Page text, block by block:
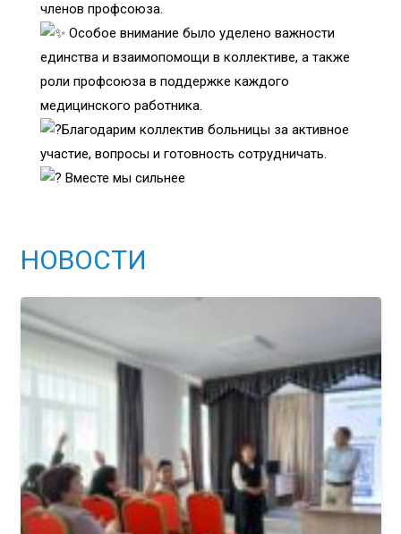
членов профсоюза.
Особое внимание было уделено важности
единства и взаимопомощи в коллективе, а также
роли профсоюза в поддержке каждого
медицинского работника.
Благодарим коллектив больницы за активное
участие, вопросы и готовность сотрудничать.
Вместе мы сильнее
НОВОСТИ